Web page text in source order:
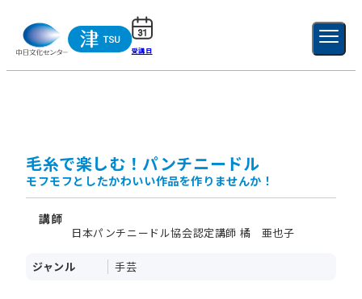
受講日 新規登録
毛糸で楽しむ！パンチニードル
モフモフとしたかわいい作品を作りませんか！
講師
日本パンチニードル協会認定講師 橘 亜也子
ジャンル 手芸